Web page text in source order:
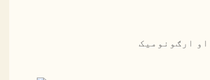
او ارګونومیک